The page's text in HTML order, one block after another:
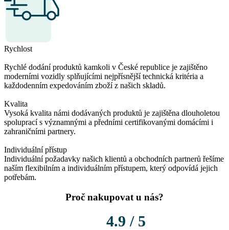
Rychlost
Rychlé dodání produktů kamkoli v České republice je zajištěno
moderními vozidly splňujícími nejpřísnější technická kritéria a
každodenním expedováním zboží z našich skladů.
Kvalita
Vysoká kvalita námi dodávaných produktů je zajištěna dlouholetou
spoluprací s významnými a předními certifikovanými domácími i
zahraničními partnery.
Individuální přístup
Individuální požadavky našich klientů a obchodních partnerů řešíme
naším flexibilním a individuálním přístupem, který odpovídá jejich
potřebám.
Proč nakupovat u nás?
4.9 / 5